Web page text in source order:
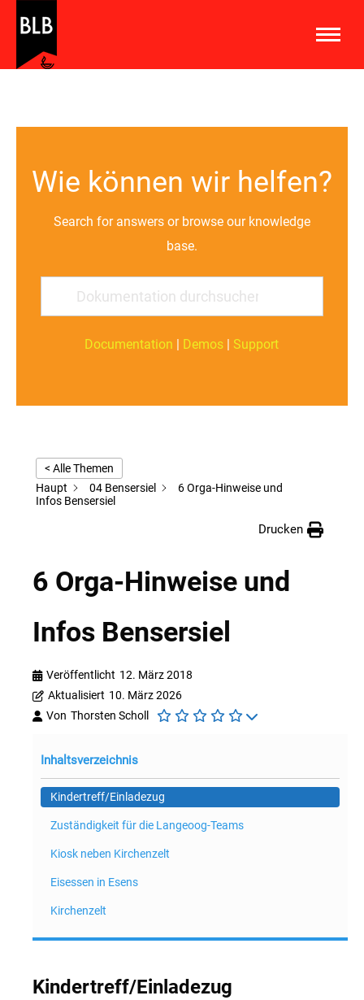
Wie können wir helfen?
Search for answers or browse our knowledge
base.
Documentation | Demos | Support
< Alle Themen
Haupt
04 Bensersiel
6 Orga-Hinweise und
Infos Bensersiel
Drucken
6 Orga-Hinweise und
Infos Bensersiel
Veröffentlicht 12. März 2018
Aktualisiert 10. März 2026
Von Thorsten Scholl
Inhaltsverzeichnis
Kindertreff/Einladezug
Zuständigkeit für die Langeoog-Teams
Kiosk neben Kirchenzelt
Eisessen in Esens
Kirchenzelt
Kindertreff/Einladezug